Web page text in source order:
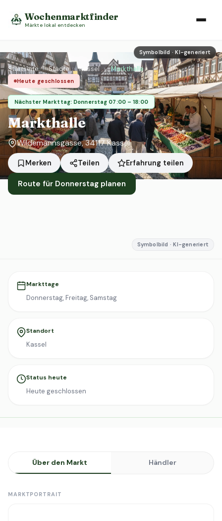
Wochenmarktfinder
Märkte lokal entdecken
Symbolbild · KI-generiert
Startseite › Städte › Kassel › Markthalle
Heute geschlossen
Nächster Markttag: Donnerstag 07:00 – 18:00
Markthalle
Wildemannsgasse, 34117 Kassel
Merken Teilen Erfahrung teilen
Route für Donnerstag planen
Symbolbild · KI-generiert
Markttage
Donnerstag, Freitag, Samstag
Standort
Kassel
Status heute
Heute geschlossen
Über den Markt Händler
MARKTPORTRAIT